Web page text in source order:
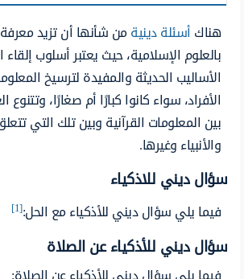
هناكأسئلة دينيةمن شأنها أن تزيد
بالعلوم الإسلامية، حيث يعتبر أسلوب
الأساليب الحديثة والمفيدة لترسيخ
الأفراد، سواء كانوا كبارًا أم صغارًا، وتتنوع
بين المعلومات القرآنية وبين تلك التي
والأنبياء وغيرها.
سؤال ديني للاذكياء
فيما يلي سؤال ديني للأذكياء مع الحل:[1]
سؤال ديني للأذكياء عن الصلاة